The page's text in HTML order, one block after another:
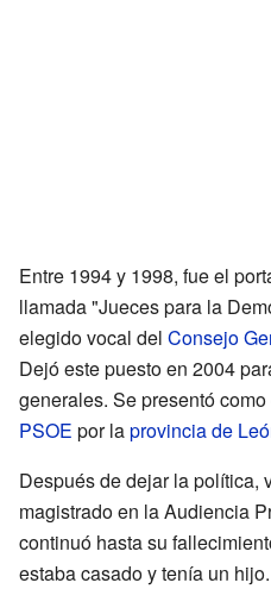
Entre 1994 y 1998, fue el
llamada "Jueces para la
elegido vocal del Consejo
Dejó este puesto en 2004
generales. Se presentó
PSOE por laprovincia de
Después de dejar la política,
magistrado en la Audiencia
continuó hasta su
estaba casado y tenía un